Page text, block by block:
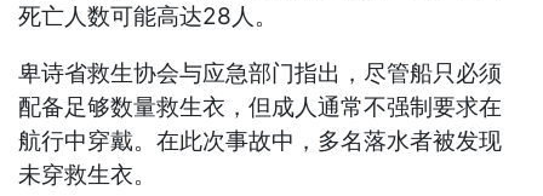
死亡人数可能高达28人。
卑诗省救生协会与应急部门指出，尽管船只必须
配备足够数量救生衣，但成人通常不强制要求在
航行中穿戴。在此次事故中，多名落水者被发现
未穿救生衣。